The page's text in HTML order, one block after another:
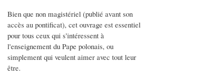
Bien que non magistériel (publié avant son
accès au pontificat), cet ouvrage est essentiel
pour tous ceux qui s'intéressent à
l'enseignement du Pape polonais, ou
simplement qui veulent aimer avec tout leur
être.